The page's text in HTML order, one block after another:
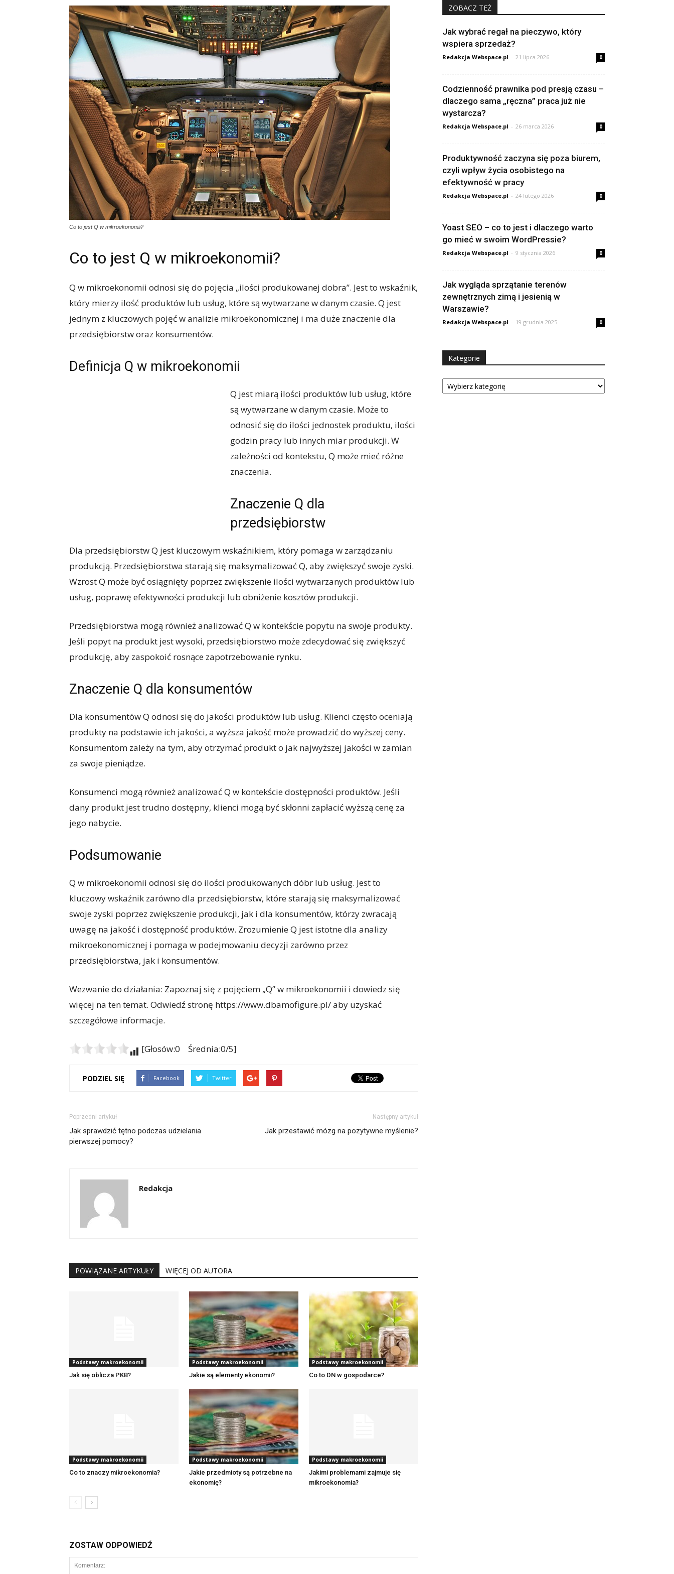
Co to jest Q w mikroekonomii?
Co to jest Q w mikroekonomii?
Q w mikroekonomii odnosi się do pojęcia „ilości produkowanej dobra”. Jest to wskaźnik,
który mierzy ilość produktów lub usług, które są wytwarzane w danym czasie. Q jest
jednym z kluczowych pojęć w analizie mikroekonomicznej i ma duże znaczenie dla
przedsiębiorstw oraz konsumentów.
Definicja Q w mikroekonomii
Q jest miarą ilości produktów lub usług, które
są wytwarzane w danym czasie. Może to
odnosić się do ilości jednostek produktu, ilości
godzin pracy lub innych miar produkcji. W
zależności od kontekstu, Q może mieć różne
znaczenia.
Znaczenie Q dla
przedsiębiorstw
Dla przedsiębiorstw Q jest kluczowym wskaźnikiem, który pomaga w zarządzaniu
produkcją. Przedsiębiorstwa starają się maksymalizować Q, aby zwiększyć swoje zyski.
Wzrost Q może być osiągnięty poprzez zwiększenie ilości wytwarzanych produktów lub
usług, poprawę efektywności produkcji lub obniżenie kosztów produkcji.
Przedsiębiorstwa mogą również analizować Q w kontekście popytu na swoje produkty.
Jeśli popyt na produkt jest wysoki, przedsiębiorstwo może zdecydować się zwiększyć
produkcję, aby zaspokoić rosnące zapotrzebowanie rynku.
Znaczenie Q dla konsumentów
Dla konsumentów Q odnosi się do jakości produktów lub usług. Klienci często oceniają
produkty na podstawie ich jakości, a wyższa jakość może prowadzić do wyższej ceny.
Konsumentom zależy na tym, aby otrzymać produkt o jak najwyższej jakości w zamian
za swoje pieniądze.
Konsumenci mogą również analizować Q w kontekście dostępności produktów. Jeśli
dany produkt jest trudno dostępny, klienci mogą być skłonni zapłacić wyższą cenę za
jego nabycie.
Podsumowanie
Q w mikroekonomii odnosi się do ilości produkowanych dóbr lub usług. Jest to
kluczowy wskaźnik zarówno dla przedsiębiorstw, które starają się maksymalizować
swoje zyski poprzez zwiększenie produkcji, jak i dla konsumentów, którzy zwracają
uwagę na jakość i dostępność produktów. Zrozumienie Q jest istotne dla analizy
mikroekonomicznej i pomaga w podejmowaniu decyzji zarówno przez
przedsiębiorstwa, jak i konsumentów.
Wezwanie do działania: Zapoznaj się z pojęciem „Q” w mikroekonomii i dowiedz się
więcej na ten temat. Odwiedź stronę https://www.dbamofigure.pl/ aby uzyskać
szczegółowe informacje.
[Głosów:0 Średnia:0/5]
PODZIEL SIĘ Facebook Twitter
Poprzedni artykuł
Jak sprawdzić tętno podczas udzielania
pierwszej pomocy?
Następny artykuł
Jak przestawić mózg na pozytywne myślenie?
Redakcja
POWIĄZANE ARTYKUŁY WIĘCEJ OD AUTORA
Podstawy makroekonomii
Jak się oblicza PKB?
Podstawy makroekonomii
Jakie są elementy ekonomii?
Podstawy makroekonomii
Co to DN w gospodarce?
Podstawy makroekonomii
Co to znaczy mikroekonomia?
Podstawy makroekonomii
Jakie przedmioty są potrzebne na
ekonomię?
Podstawy makroekonomii
Jakimi problemami zajmuje się
mikroekonomia?
ZOSTAW ODPOWIEDŹ
ZOBACZ TEŻ
Jak wybrać regał na pieczywo, który
wspiera sprzedaż?
Redakcja Webspace.pl - 21 lipca 2026 0
Codzienność prawnika pod presją czasu –
dlaczego sama „ręczna” praca już nie
wystarcza?
Redakcja Webspace.pl - 26 marca 2026 0
Produktywność zaczyna się poza biurem,
czyli wpływ życia osobistego na
efektywność w pracy
Redakcja Webspace.pl - 24 lutego 2026 0
Yoast SEO – co to jest i dlaczego warto
go mieć w swoim WordPressie?
Redakcja Webspace.pl - 9 stycznia 2026 0
Jak wygląda sprzątanie terenów
zewnętrznych zimą i jesienią w
Warszawie?
Redakcja Webspace.pl - 19 grudnia 2025 0
Kategorie
Kategorie